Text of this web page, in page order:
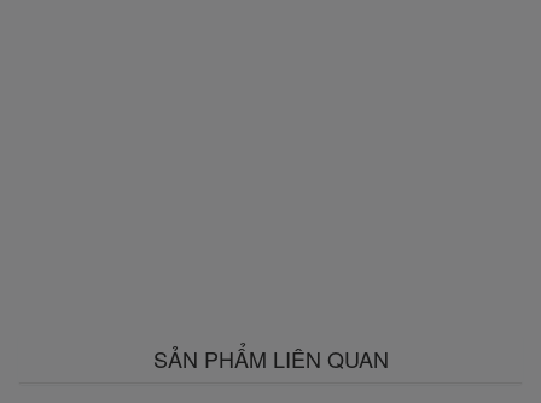
SẢN PHẨM LIÊN QUAN